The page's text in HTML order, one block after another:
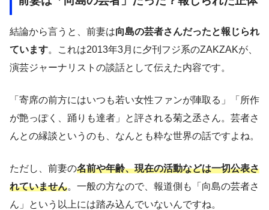
結論から言うと、前妻は向島の芸者さんだったと報じられ
ています。これは2013年3月に夕刊フジ系のZAKZAKが、
演芸ジャーナリストの談話として伝えた内容です。
「寄席の前方にはいつも若い女性ファンが陣取る」「所作
が艶っぽく、踊りも達者」と評される菊之丞さん。芸者さ
んとの縁談というのも、なんとも粋な世界の話ですよね。
ただし、前妻の名前や年齢、現在の活動などは一切公表さ
れていません。一般の方なので、報道側も「向島の芸者さ
ん」という以上には踏み込んでいないんですね。